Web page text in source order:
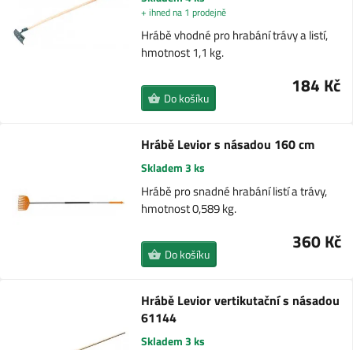
+ ihned na 1 prodejně
Hrábě vhodné pro hrabání trávy a listí,
hmotnost 1,1 kg.
184 Kč
Do košíku
Hrábě Levior s násadou 160 cm
Skladem 3 ks
Hrábě pro snadné hrabání listí a trávy,
hmotnost 0,589 kg.
360 Kč
Do košíku
Hrábě Levior vertikutační s násadou
61144
Skladem 3 ks